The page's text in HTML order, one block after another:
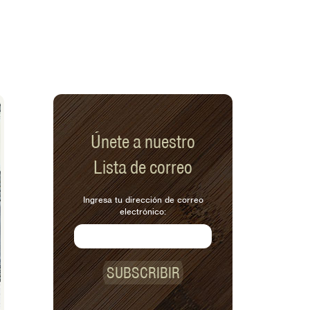
Únete a nuestro
Lista de correo
Ingresa tu dirección de correo
electrónico:
SUBSCRIBIR